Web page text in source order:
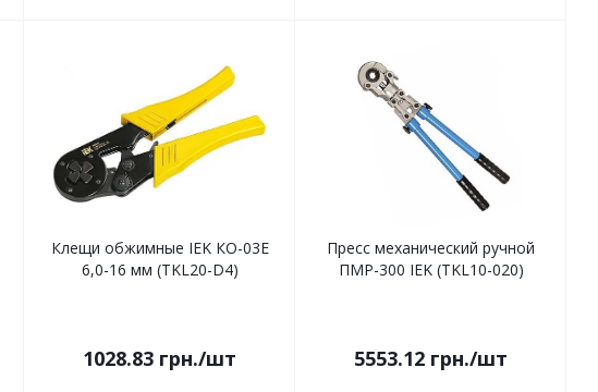
Клещи обжимные IEK КО-03Е
6,0-16 мм (TKL20-D4)
1028.83 грн./шт
Пресс механический ручной
ПМР-300 IEK (TKL10-020)
5553.12 грн./шт